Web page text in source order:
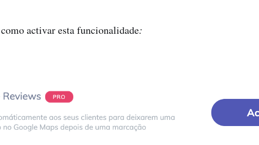
activar esta funcionalidade: